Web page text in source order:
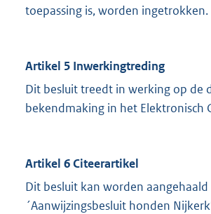
toepassing is, worden ingetrokken.
Artikel 5 Inwerkingtreding
Dit besluit treedt in werking op de
bekendmaking in het Elektronisch
Artikel 6 Citeerartikel
Dit besluit kan worden aangehaald
´Aanwijzingsbesluit honden